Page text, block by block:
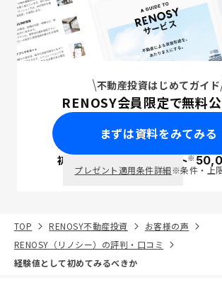
不動産投資はじめてガイド
RENOSY会員限定で無料公
まずは資料をみてみる
初回面談で ポイント※
プレゼント適用条件詳細※条件・上
TOP RENOSY不動産投資
お客様の声
RENOSY（リノシー）の評判・口コミ
経験値として初めてみるべきか